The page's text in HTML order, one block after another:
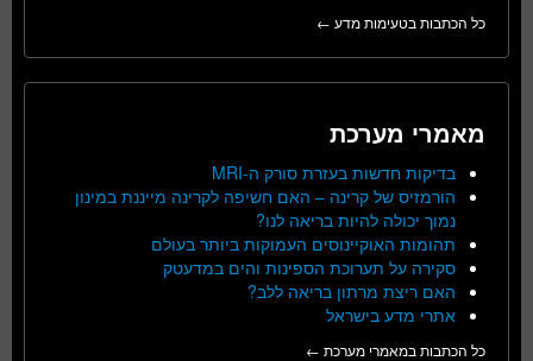
כל הכתבות בטעימות מדע ←
מאמרי מערכת
בדיקות חדשות בעזרת סורק ה-MRI
הורמזיס של קרינה – האם חשיפה לקרינה מייננת במינון
נמוך יכולה להיות בריאה לנו?
תהומות האוקיינוסים העמוקות ביותר בעולם
סקירה על תערוכת הספינות והים במדעטק
האם ריצת מרתון בריאה ללב?
אתרי מדע בישראל
כל הכתבות במאמרי מערכת ←